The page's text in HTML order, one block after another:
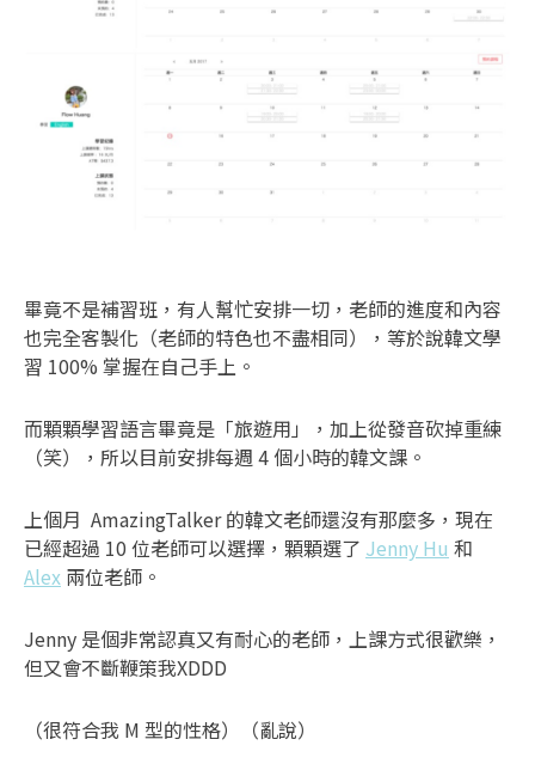
畢竟不是補習班，有人幫忙安排一切，老師的進度和內容
也完全客製化（老師的特色也不盡相同），等於說韓文學
習 100% 掌握在自己手上。
而顆顆學習語言畢竟是「旅遊用」，加上從發音砍掉重練
（笑），所以目前安排每週 4 個小時的韓文課。
上個月 AmazingTalker 的韓文老師還沒有那麼多，現在
已經超過 10 位老師可以選擇，顆顆選了 Jenny Hu 和
Alex 兩位老師。
Jenny 是個非常認真又有耐心的老師，上課方式很歡樂，
但又會不斷鞭策我XDDD
（很符合我 M 型的性格）（亂說）